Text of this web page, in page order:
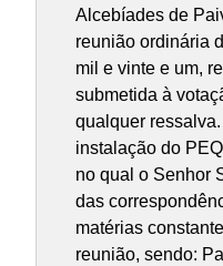
Alcebíades de
reunião ordinária
mil e vinte e um,
submetida à
qualquer
instalação do
no qual o Senhor
das
matérias
reunião, sendo: